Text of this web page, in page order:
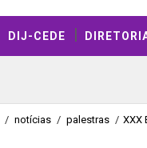
DIJ-CEDE
/ notícias / palestras / XXX